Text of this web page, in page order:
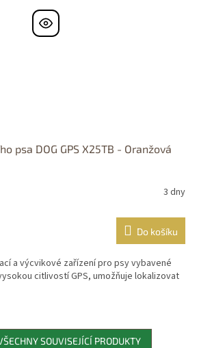
psa DOG GPS X25TB - Oranžová
3 dny
Do košíku
a výcvikové zařízení pro psy vybavené
citlivostí GPS, umožňuje lokalizovat
SOUVISEJÍCÍ PRODUKTY